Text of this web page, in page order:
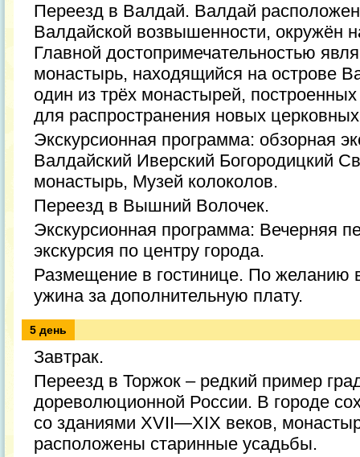
Переезд в Валдай. Валдай
Валдайской возвышенности, окружён
Главной достопримечательностью
монастырь, находящийся на острове
один из трёх монастырей,
для распространения новых
Экскурсионная программа: обзорная
Валдайский Иверский Богородицкий
монастырь, Музей колоколов.
Переезд в Вышний Волочек.
Экскурсионная программа: Вечерняя
экскурсия по центру города.
Размещение в гостинице. По желанию
ужина за дополнительную плату.
5 день
Завтрак.
Переезд в Торжок – редкий пример
дореволюционной России. В городе
со зданиями XVII—XIX веков,
расположены старинные усадьбы.